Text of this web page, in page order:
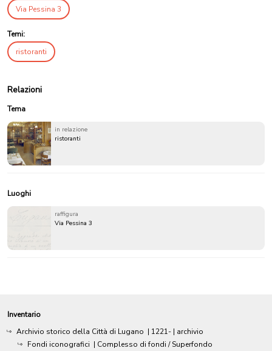
Via Pessina 3
Temi:
ristoranti
Relazioni
Tema
in relazione
ristoranti
Luoghi
raffigura
Via Pessina 3
Inventario
Archivio storico della Città di Lugano | 1221- | archivio
Fondi iconografici | Complesso di fondi / Superfondo